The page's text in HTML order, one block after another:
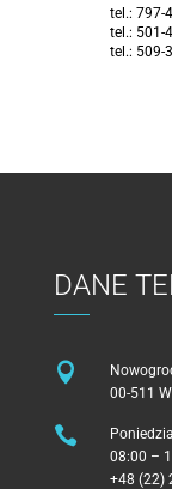
tel.: 797-
tel.: 501-
tel.: 509-
DANE

00-511

08:00 –
+48 (22)